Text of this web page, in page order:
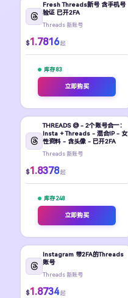
Fresh Threads新号 含手机号
验证 已开2FA
Threads 新账号
$1.7816 起
库存 83
立即购买
THREADS @ - 2个账号合一：
Insta + Threads - 混合IP - 女
性资料 - 含头像 - 已开2FA
Threads 新账号
$1.8378 起
库存 248
立即购买
Instagram 带2FA的Threads
账号
Threads 新账号
$1.8734 起